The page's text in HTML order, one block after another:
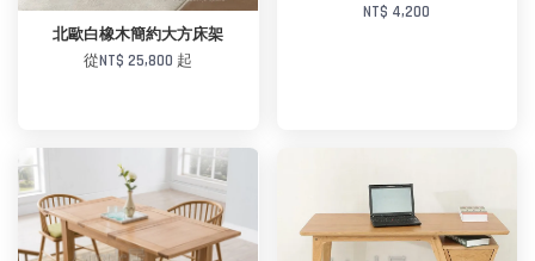
北歐白橡木簡約大方床架
從NT$ 25,800 起
NT$ 4,200